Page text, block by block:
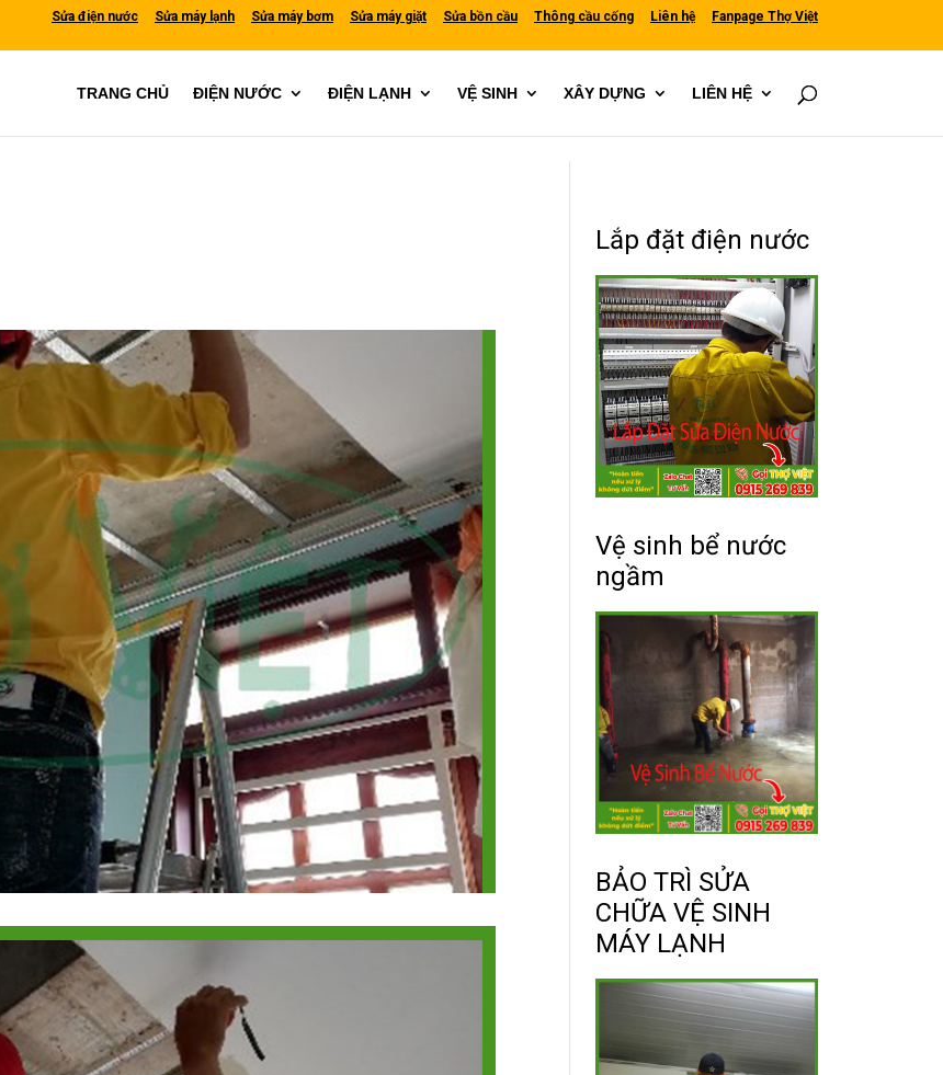
Sửa điện nước Sửa máy lạnh Sửa máy bơm Sửa máy giặt Sửa bồn cầu Thông cầu cống Liên hệ Fanpage Thợ Việt
TRANG CHỦ ĐIỆN NƯỚC ĐIỆN LẠNH VỆ SINH XÂY DỰNG LIÊN HỆ
Lắp đặt điện nước
Vệ sinh bể nước
ngầm
BẢO TRÌ SỬA
CHỮA VỆ SINH
MÁY LẠNH